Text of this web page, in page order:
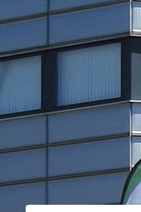
Vanuit
de
Over ons
Logistiek als
omgaan met onze